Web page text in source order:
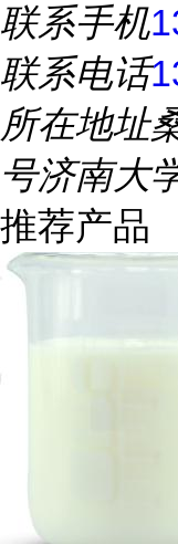
联系手机
联系电话
所在地址
号济南大
推荐产品